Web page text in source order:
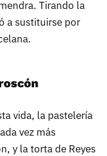
Tirando la
a sustituirse por
vida, la pastelería
vez más
y la torta de Reyes